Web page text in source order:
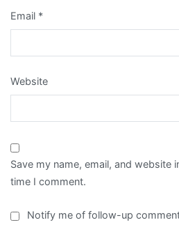
Email *
Website
Save my name, email, and website
time I comment.
Notify me of follow-up